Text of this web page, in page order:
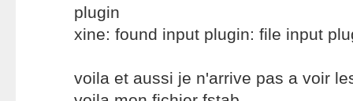
plugin
xine: found input plugin: file input
voila et aussi je n'arrive pas a voir